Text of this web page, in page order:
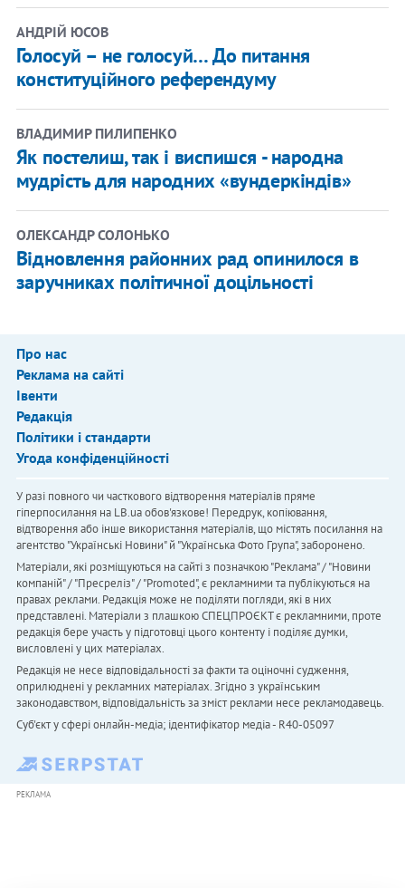
АНДРІЙ ЮСОВ
Голосуй – не голосуй… До питання
конституційного референдуму
ВЛАДИМИР ПИЛИПЕНКО
Як постелиш, так і виспишся - народна
мудрість для народних «вундеркіндів»
ОЛЕКСАНДР СОЛОНЬКО
Відновлення районних рад опинилося в
заручниках політичної доцільності
Про нас
Реклама на сайті
Івенти
Редакція
Політики і стандарти
Угода конфіденційності
У разі повного чи часткового відтворення матеріалів пряме
гіперпосилання на LB.ua обов'язкове! Передрук, копіювання,
відтворення або інше використання матеріалів, що містять посилання на
агентство "Українськi Новини" й "Українська Фото Група", заборонено.
Матеріали, які розміщуються на сайті з позначкою "Реклама" / "Новини
компаній" / "Пресреліз" / "Promoted", є рекламними та публікуються на
правах реклами. Редакція може не поділяти погляди, які в них
представлені. Матеріали з плашкою СПЕЦПРОЄКТ є рекламними, проте
редакція бере участь у підготовці цього контенту і поділяє думки,
висловлені у цих матеріалах.
Редакція не несе відповідальності за факти та оціночні судження,
оприлюднені у рекламних матеріалах. Згідно з українським
законодавством, відповідальність за зміст реклами несе рекламодавець.
Cуб'єкт у сфері онлайн-медіа; ідентифікатор медіа - R40-05097
РЕКЛАМА